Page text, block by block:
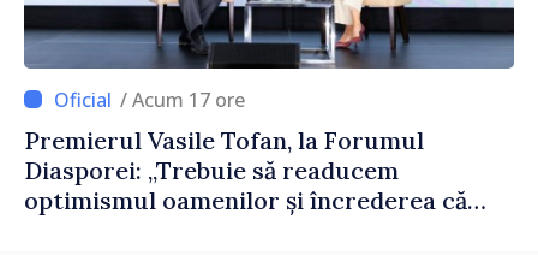
/ Acum 17 ore
Premierul Vasile Tofan, la Forumul
Diasporei: „Trebuie să readucem
optimismul oamenilor și încrederea că